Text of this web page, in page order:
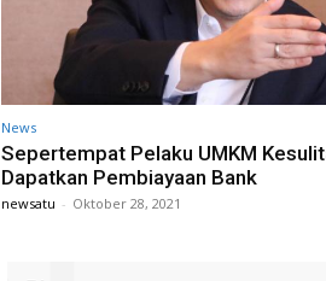
News
Sepertempat Pelaku UMKM
Dapatkan Pembiayaan Bank
newsatu - Oktober 28, 2021